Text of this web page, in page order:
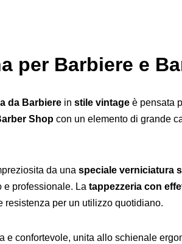
per Barbiere e
da Barbiere in stile vintage è pensata
Shop con un elemento di grande
da una speciale verniciatura
e professionale. La tappezzeria con
resistenza per un utilizzo quotidiano.
e confortevole, unita allo schienale